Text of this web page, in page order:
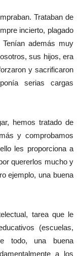
Trataban de
incierto, plagado
además muy
sus hijos, era
y sacrificaron
serias cargas
hemos tratado de
y comprobamos
les proporciona a
quererlos mucho y
ejemplo, una buena
tarea que le
(escuelas,
todo, una buena
a los